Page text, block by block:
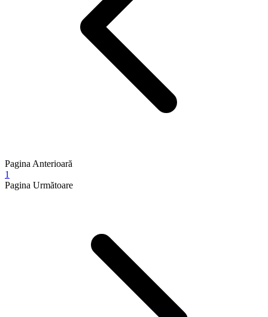
Pagina Anterioară
1
Pagina Următoare